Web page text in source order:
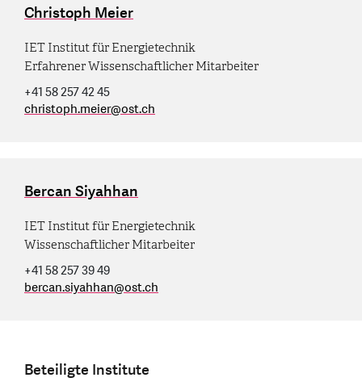
Christoph Meier
IET Institut für Energietechnik
Erfahrener Wissenschaftlicher Mitarbeiter
+41 58 257 42 45
christoph.meier@ost.ch
Bercan Siyahhan
IET Institut für Energietechnik
Wissenschaftlicher Mitarbeiter
+41 58 257 39 49
bercan.siyahhan@ost.ch
Beteiligte Institute